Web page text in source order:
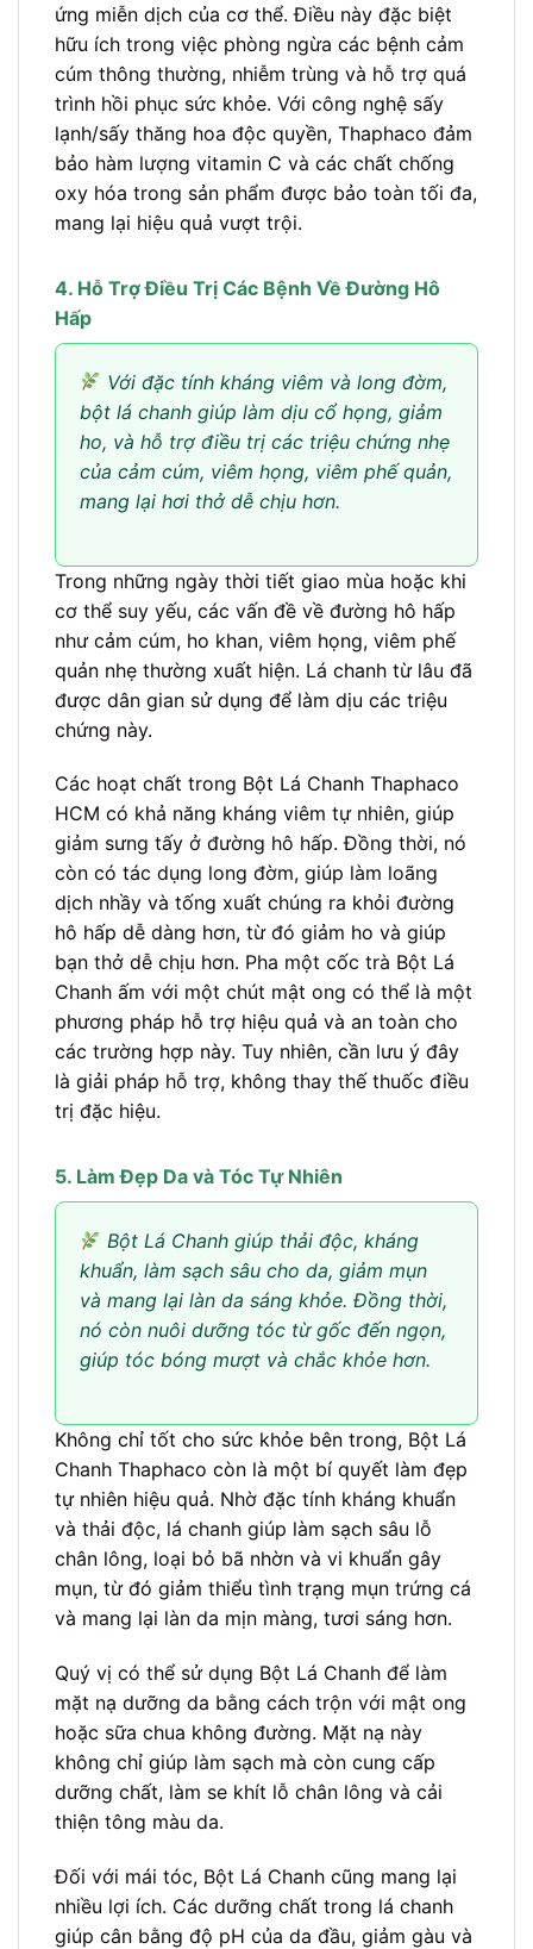
ứng miễn dịch của cơ thể. Điều này đặc biệt
hữu ích trong việc phòng ngừa các bệnh cảm
cúm thông thường, nhiễm trùng và hỗ trợ quá
trình hồi phục sức khỏe. Với công nghệ sấy
lạnh/sấy thăng hoa độc quyền, Thaphaco đảm
bảo hàm lượng vitamin C và các chất chống
oxy hóa trong sản phẩm được bảo toàn tối đa,
mang lại hiệu quả vượt trội.
4. Hỗ Trợ Điều Trị Các Bệnh Về Đường Hô
Hấp
Với đặc tính kháng viêm và long đờm,
bột lá chanh giúp làm dịu cổ họng, giảm
ho, và hỗ trợ điều trị các triệu chứng nhẹ
của cảm cúm, viêm họng, viêm phế quản,
mang lại hơi thở dễ chịu hơn.
Trong những ngày thời tiết giao mùa hoặc khi
cơ thể suy yếu, các vấn đề về đường hô hấp
như cảm cúm, ho khan, viêm họng, viêm phế
quản nhẹ thường xuất hiện. Lá chanh từ lâu đã
được dân gian sử dụng để làm dịu các triệu
chứng này.
Các hoạt chất trong Bột Lá Chanh Thaphaco
HCM có khả năng kháng viêm tự nhiên, giúp
giảm sưng tấy ở đường hô hấp. Đồng thời, nó
còn có tác dụng long đờm, giúp làm loãng
dịch nhầy và tống xuất chúng ra khỏi đường
hô hấp dễ dàng hơn, từ đó giảm ho và giúp
bạn thở dễ chịu hơn. Pha một cốc trà Bột Lá
Chanh ấm với một chút mật ong có thể là một
phương pháp hỗ trợ hiệu quả và an toàn cho
các trường hợp này. Tuy nhiên, cần lưu ý đây
là giải pháp hỗ trợ, không thay thế thuốc điều
trị đặc hiệu.
5. Làm Đẹp Da và Tóc Tự Nhiên
Bột Lá Chanh giúp thải độc, kháng
khuẩn, làm sạch sâu cho da, giảm mụn
và mang lại làn da sáng khỏe. Đồng thời,
nó còn nuôi dưỡng tóc từ gốc đến ngọn,
giúp tóc bóng mượt và chắc khỏe hơn.
Không chỉ tốt cho sức khỏe bên trong, Bột Lá
Chanh Thaphaco còn là một bí quyết làm đẹp
tự nhiên hiệu quả. Nhờ đặc tính kháng khuẩn
và thải độc, lá chanh giúp làm sạch sâu lỗ
chân lông, loại bỏ bã nhờn và vi khuẩn gây
mụn, từ đó giảm thiểu tình trạng mụn trứng cá
và mang lại làn da mịn màng, tươi sáng hơn.
Quý vị có thể sử dụng Bột Lá Chanh để làm
mặt nạ dưỡng da bằng cách trộn với mật ong
hoặc sữa chua không đường. Mặt nạ này
không chỉ giúp làm sạch mà còn cung cấp
dưỡng chất, làm se khít lỗ chân lông và cải
thiện tông màu da.
Đối với mái tóc, Bột Lá Chanh cũng mang lại
nhiều lợi ích. Các dưỡng chất trong lá chanh
giúp cân bằng độ pH của da đầu, giảm gàu và